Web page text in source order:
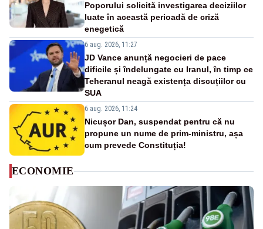
Poporului solicită investigarea deciziilor
luate în această perioadă de criză
enegetică
6 aug. 2026, 11:27
JD Vance anunță negocieri de pace
dificile și îndelungate cu Iranul, în timp ce
Teheranul neagă existența discuțiilor cu
SUA
6 aug. 2026, 11:24
Nicușor Dan, suspendat pentru că nu
propune un nume de prim-ministru, așa
cum prevede Constituția!
ECONOMIE